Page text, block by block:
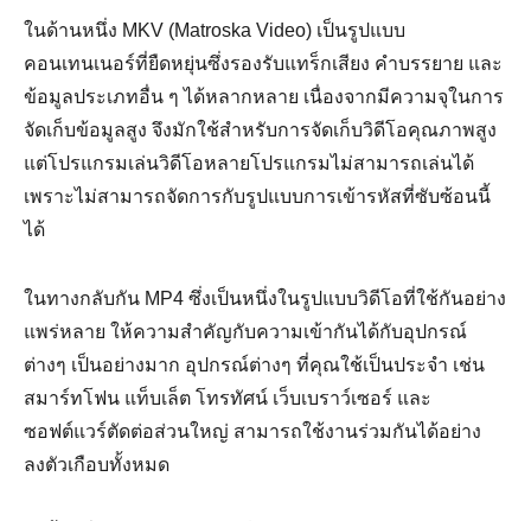
ในด้านหนึ่ง MKV (Matroska Video) เป็นรูปแบบ
คอนเทนเนอร์ที่ยืดหยุ่นซึ่งรองรับแทร็กเสียง คำบรรยาย และ
ข้อมูลประเภทอื่น ๆ ได้หลากหลาย เนื่องจากมีความจุในการ
จัดเก็บข้อมูลสูง จึงมักใช้สำหรับการจัดเก็บวิดีโอคุณภาพสูง
แต่โปรแกรมเล่นวิดีโอหลายโปรแกรมไม่สามารถเล่นได้
เพราะไม่สามารถจัดการกับรูปแบบการเข้ารหัสที่ซับซ้อนนี้
ได้
ในทางกลับกัน MP4 ซึ่งเป็นหนึ่งในรูปแบบวิดีโอที่ใช้กันอย่าง
แพร่หลาย ให้ความสำคัญกับความเข้ากันได้กับอุปกรณ์
ต่างๆ เป็นอย่างมาก อุปกรณ์ต่างๆ ที่คุณใช้เป็นประจำ เช่น
สมาร์ทโฟน แท็บเล็ต โทรทัศน์ เว็บเบราว์เซอร์ และ
ซอฟต์แวร์ตัดต่อส่วนใหญ่ สามารถใช้งานร่วมกันได้อย่าง
ลงตัวเกือบทั้งหมด